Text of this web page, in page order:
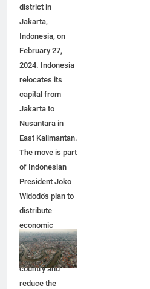
district in
Jakarta,
Indonesia, on
February 27,
2024. Indonesia
relocates its
capital from
Jakarta to
Nusantara in
East Kalimantan.
The move is part
of Indonesian
President Joko
Widodo's plan to
distribute
economic
activity
throughout the
country and
reduce the